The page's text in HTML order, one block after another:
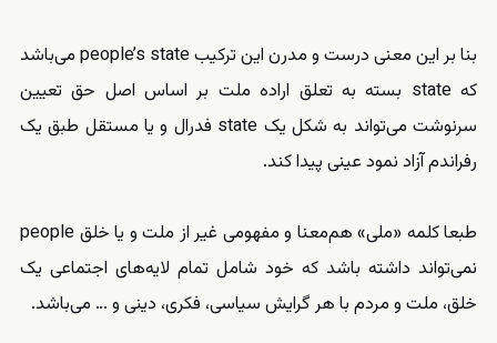
بنا بر این معنی درست و مدرن این ترکیب ‏people’s state می‌باشد
که state بسته به تعلق اراده ملت بر اساس اصل حق تعیین
سرنوشت می‌تواند به شکل یک state فدرال و یا مستقل طبق یک
رفراندم آزاد نمود عینی پیدا کند.
طبعا کلمه «ملی» هم‌معنا و مفهومی غیر از ملت و یا خلق people
نمی‌تواند داشته باشد که خود شامل تمام لایه‌های اجتماعی یک
خلق، ملت و مردم با هر گرایش سیاسی، فکری، دینی و … می‌باشد.